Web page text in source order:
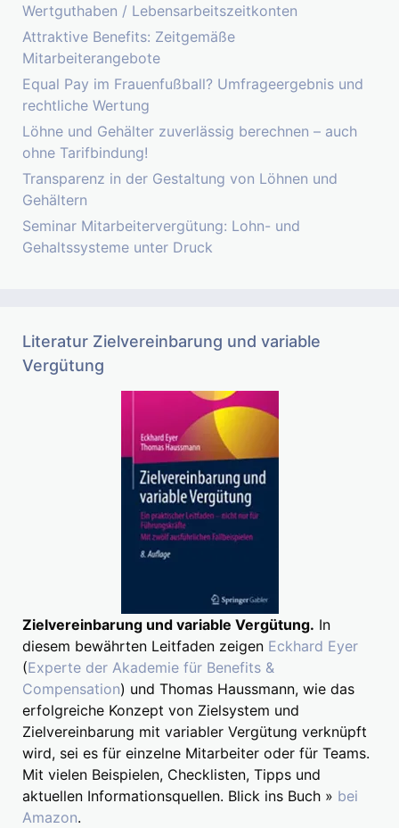
Wertguthaben / Lebensarbeitszeitkonten
Attraktive Benefits: Zeitgemäße
Mitarbeiterangebote
Equal Pay im Frauenfußball? Umfrageergebnis und
rechtliche Wertung
Löhne und Gehälter zuverlässig berechnen – auch
ohne Tarifbindung!
Transparenz in der Gestaltung von Löhnen und
Gehältern
Seminar Mitarbeitervergütung: Lohn- und
Gehaltssysteme unter Druck
Literatur Zielvereinbarung und variable
Vergütung
Zielvereinbarung und variable Vergütung. In
diesem bewährten Leitfaden zeigen Eckhard Eyer
(Experte der Akademie für Benefits &
Compensation) und Thomas Haussmann, wie das
erfolgreiche Konzept von Zielsystem und
Zielvereinbarung mit variabler Vergütung verknüpft
wird, sei es für einzelne Mitarbeiter oder für Teams.
Mit vielen Beispielen, Checklisten, Tipps und
aktuellen Informationsquellen. Blick ins Buch » bei
Amazon.